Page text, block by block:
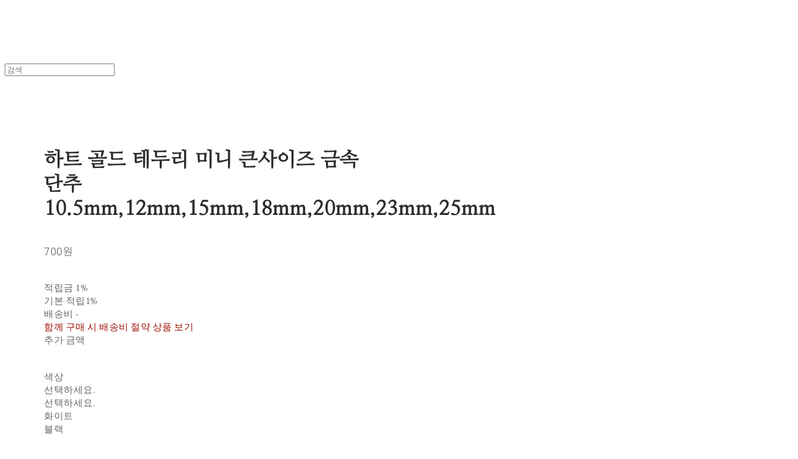
하트 골드 테두리 미니 큰사이즈 금속
단추
10.5mm,12mm,15mm,18mm,20mm,23mm,25mm
700원
적립금 1%
기본 적립 1%
배송비-
함께 구매 시 배송비 절약 상품 보기
추가 금액
색상
선택하세요.
선택하세요.
화이트
블랙